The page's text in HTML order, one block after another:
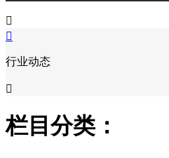


行业动态

栏目分类：